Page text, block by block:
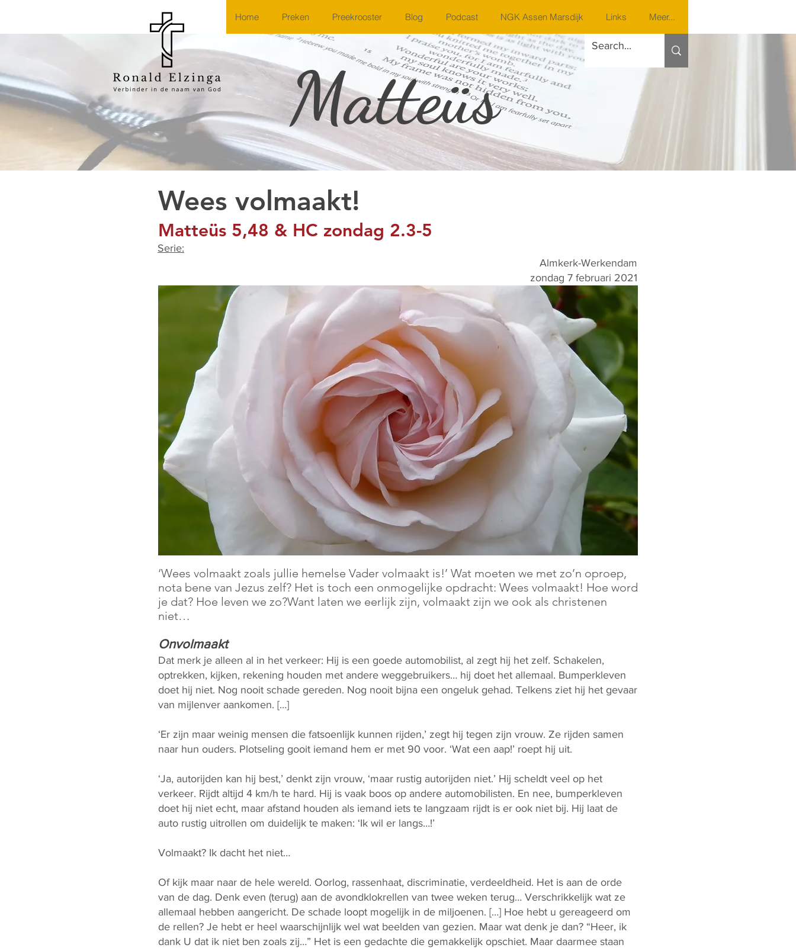
Home Preken Preekrooster Blog Podcast NGK Assen Marsdijk Links Meer...
Matteüs
Wees volmaakt!
Matteüs 5,48 & HC zondag 2.3-5
Serie:
Almkerk-Werkendam
zondag 7 februari 2021
‘Wees volmaakt zoals jullie hemelse Vader volmaakt is!’ Wat moeten we met zo’n oproep,
nota bene van Jezus zelf? Het is toch een onmogelijke opdracht: Wees volmaakt! Hoe word
je dat? Hoe leven we zo?Want laten we eerlijk zijn, volmaakt zijn we ook als christenen
niet…
Onvolmaakt
Dat merk je alleen al in het verkeer: Hij is een goede automobilist, al zegt hij het zelf. Schakelen,
optrekken, kijken, rekening houden met andere weggebruikers… hij doet het allemaal. Bumperkleven
doet hij niet. Nog nooit schade gereden. Nog nooit bijna een ongeluk gehad. Telkens ziet hij het gevaar
van mijlenver aankomen. […]
‘Er zijn maar weinig mensen die fatsoenlijk kunnen rijden,’ zegt hij tegen zijn vrouw. Ze rijden samen
naar hun ouders. Plotseling gooit iemand hem er met 90 voor. ‘Wat een aap!’ roept hij uit.
‘Ja, autorijden kan hij best,’ denkt zijn vrouw, ‘maar rustig autorijden niet.’ Hij scheldt veel op het
verkeer. Rijdt altijd 4 km/h te hard. Hij is vaak boos op andere automobilisten. En nee, bumperkleven
doet hij niet echt, maar afstand houden als iemand iets te langzaam rijdt is er ook niet bij. Hij laat de
auto rustig uitrollen om duidelijk te maken: ‘Ik wil er langs…!’
Volmaakt? Ik dacht het niet…
Of kijk maar naar de hele wereld. Oorlog, rassenhaat, discriminatie, verdeeldheid. Het is aan de orde
van de dag. Denk even (terug) aan de avondklokrellen van twee weken terug… Verschrikkelijk wat ze
allemaal hebben aangericht. De schade loopt mogelijk in de miljoenen. […] Hoe hebt u gereageerd om
de rellen? Je hebt er heel waarschijnlijk wel wat beelden van gezien. Maar wat denk je dan? “Heer, ik
dank U dat ik niet ben zoals zij…” Het is een gedachte die gemakkelijk opschiet. Maar daarmee staan